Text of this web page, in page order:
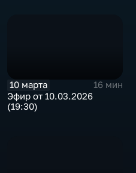
10 марта
16 мин
Эфир от 10.03.2026
(19:30)